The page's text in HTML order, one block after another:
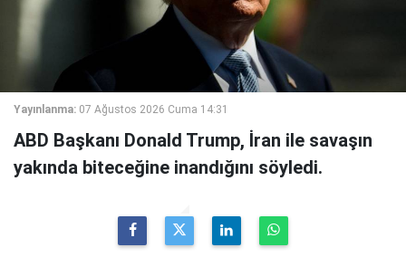
Yayınlanma: 07 Ağustos 2026 Cuma 14:31
ABD Başkanı Donald Trump, İran ile savaşın
yakında biteceğine inandığını söyledi.